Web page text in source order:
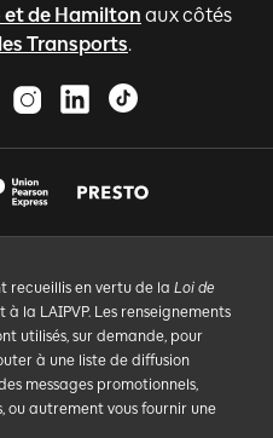
de Hamilton aux côtés
Transports.
recueillis en vertu de la Loi de
la LAIPVP. Les renseignements
utilisés, sur demande, pour
à une liste de diffusion
messages promotionnels,
ou autrement vous fournir une